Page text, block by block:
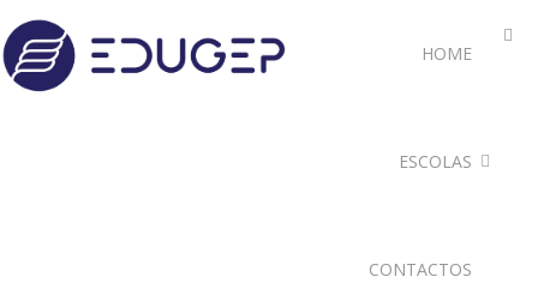
HOME
ESCOLAS
CONTACTOS